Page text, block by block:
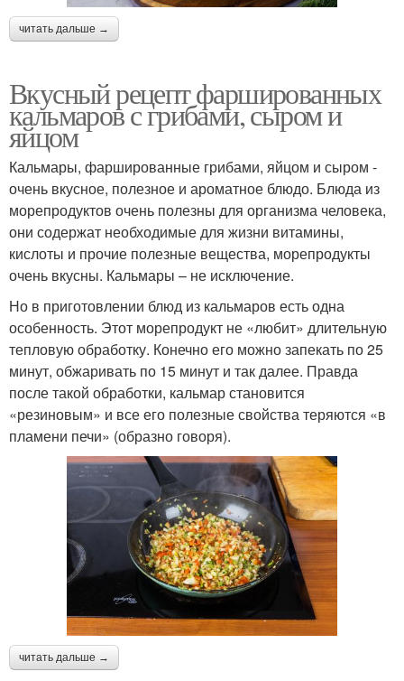
читать дальше →
Вкусный рецепт фаршированных
кальмаров с грибами, сыром и
яйцом
Кальмары, фаршированные грибами, яйцом и сыром -
очень вкусное, полезное и ароматное блюдо. Блюда из
морепродуктов очень полезны для организма человека,
они содержат необходимые для жизни витамины,
кислоты и прочие полезные вещества, морепродукты
очень вкусны. Кальмары – не исключение.
Но в приготовлении блюд из кальмаров есть одна
особенность. Этот морепродукт не «любит» длительную
тепловую обработку. Конечно его можно запекать по 25
минут, обжаривать по 15 минут и так далее. Правда
после такой обработки, кальмар становится
«резиновым» и все его полезные свойства теряются «в
пламени печи» (образно говоря).
читать дальше →